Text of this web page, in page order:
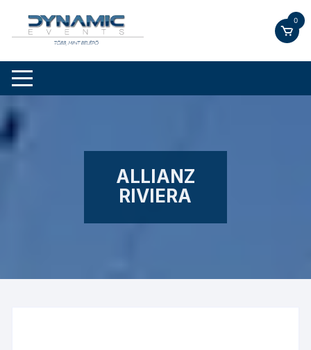
content
0
ALLIANZ
RIVIERA